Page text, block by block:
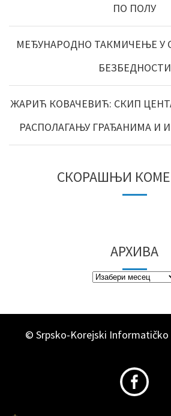
ПО ПОЛУ
МЕЂУНАРОДНО ТАКМИЧЕЊЕ У
БЕЗБЕДНОСТИ
ЖАРИЋ КОВАЧЕВИЋ: СКИП
РАСПОЛАГАЊУ ГРАЂАНИМА И
СКОРАШЊИ
АРХИВА
© Srpsko-Korejski Informatičko